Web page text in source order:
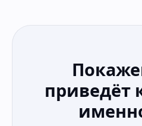
приведёт